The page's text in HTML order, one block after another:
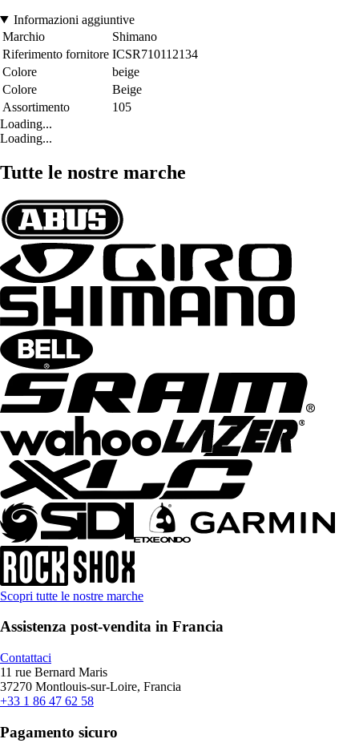
Informazioni aggiuntive
Marchio
Shimano
Riferimento fornitore ICSR710112134
Colore
beige
Colore
Beige
Assortimento
105
Loading...
Loading...
Tutte le nostre marche
Scopri tutte le nostre marche
Assistenza post-vendita in Francia
Contattaci
11 rue Bernard Maris
37270 Montlouis-sur-Loire, Francia
+33 1 86 47 62 58
Pagamento sicuro